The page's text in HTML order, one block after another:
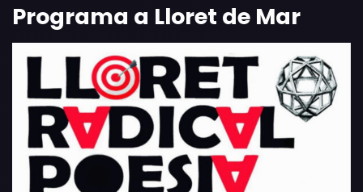
Programa a Lloret de Mar